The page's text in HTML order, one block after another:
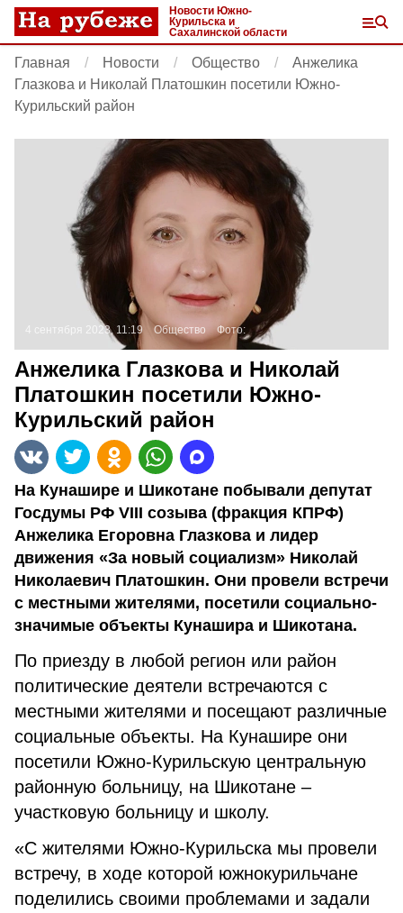
Новости Южно-
Курильска и
Сахалинской области
Главная Новости Общество
Анжелика
Глазкова и Николай Платошкин посетили Южно-
Курильский район
4 сентября 2023, 11:19 Общество Фото:
Анжелика Глазкова и Николай
Платошкин посетили Южно-
Курильский район
На Кунашире и Шикотане побывали депутат
Госдумы РФ VIII созыва (фракция КПРФ)
Анжелика Егоровна Глазкова и лидер
движения «За новый социализм» Николай
Николаевич Платошкин. Они провели встречи
с местными жителями, посетили социально-
значимые объекты Кунашира и Шикотана.
По приезду в любой регион или район
политические деятели встречаются с
местными жителями и посещают различные
социальные объекты. На Кунашире они
посетили Южно-Курильскую центральную
районную больницу, на Шикотане –
участковую больницу и школу.
«С жителями Южно-Курильска мы провели
встречу, в ходе которой южнокурильчане
поделились своими проблемами и задали